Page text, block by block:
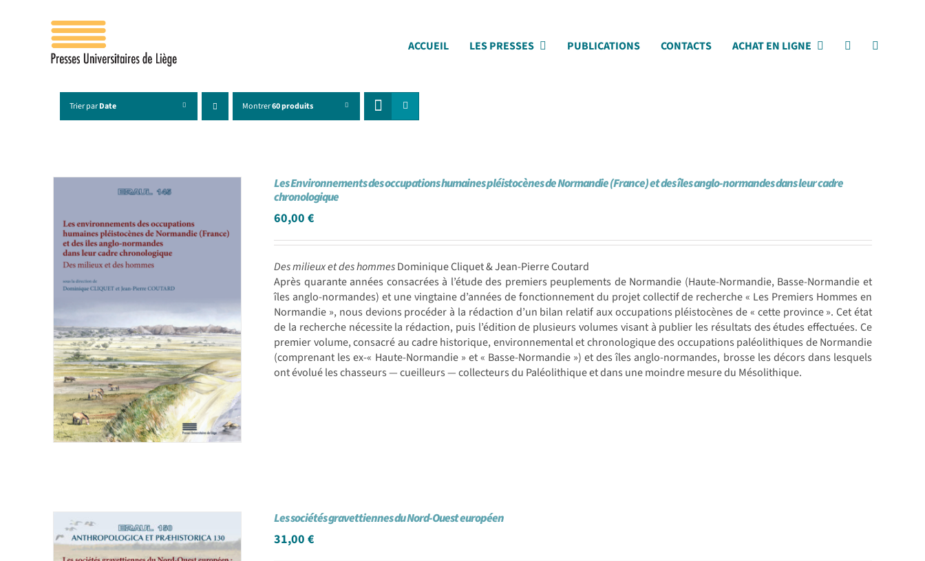
ACCUEIL LES PRESSES PUBLICATIONS CONTACTS ACHAT EN LIGNE
Trier parDate Montrer60 produits
Les Environnements des occupations humaines pléistocènes de Normandie (France) et des îles anglo-normandes dans leur cadre
chronologique
60,00€
Des milieux et des hommesDominique Cliquet & Jean-Pierre Coutard
Après quarante années consacrées à l’étude des premiers peuplements de Normandie (Haute-Normandie, Basse-Normandie et
îles anglo-normandes) et une vingtaine d’années de fonctionnement du projet collectif de recherche « Les Premiers Hommes en
Normandie », nous devions procéder à la rédaction d’un bilan relatif aux occupations pléistocènes de « cette province ». Cet état
de la recherche nécessite la rédaction, puis l’édition de plusieurs volumes visant à publier les résultats des études effectuées. Ce
premier volume, consacré au cadre historique, environnemental et chronologique des occupations paléolithiques de Normandie
(comprenant les ex-« Haute-Normandie » et « Basse-Normandie ») et des îles anglo-normandes, brosse les décors dans lesquels
ont évolué les chasseurs — cueilleurs — collecteurs du Paléolithique et dans une moindre mesure du Mésolithique.
Les sociétés gravettiennes du Nord-Ouest européen
31,00€